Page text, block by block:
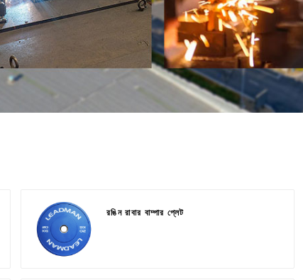
রঙিন রাবার বাম্পার প্লেট